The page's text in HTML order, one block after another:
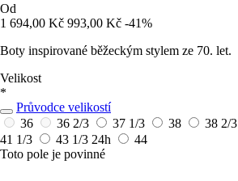
Od
1 694,00 Kč 993,00 Kč -41%
Boty inspirované běžeckým stylem ze 70. let.
Velikost
*
Průvodce velikostí
36
36 2/3 37 1/3 38 38 2/3
41 1/3
43 1/3 24h
44
Toto pole je povinné